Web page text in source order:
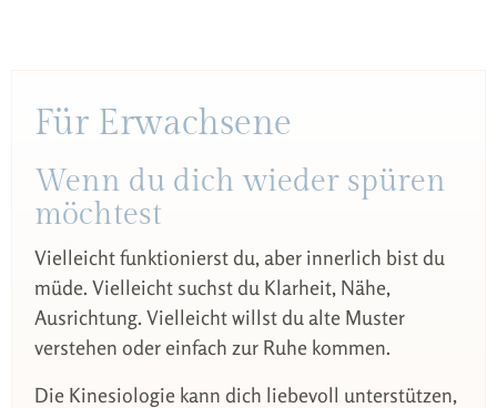
Für Erwachsene
Wenn du dich wieder spüren
möchtest
Vielleicht funktionierst du, aber innerlich bist du
müde. Vielleicht suchst du Klarheit, Nähe,
Ausrichtung. Vielleicht willst du alte Muster
verstehen oder einfach zur Ruhe kommen.
Die Kinesiologie kann dich liebevoll unterstützen,